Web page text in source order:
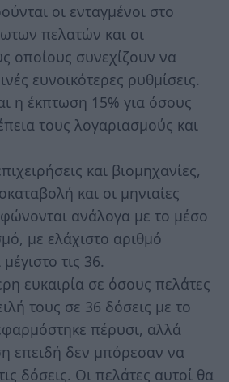
οι ενταγμένοι στο
πελατών και οι
οποίους συνεχίζουν να
ευνοϊκότερες ρυθμίσεις.
η έκπτωση 15% για όσους
τους λογαριασμούς και
και βιομηχανίες,
και οι μηνιαίες
ανάλογα με το μέσο
με ελάχιστο αριθμό
τις 36.
ευκαιρία σε όσους πελάτες
τους σε 36 δόσεις με το
πέρυσι, αλλά
επειδή δεν μπόρεσαν να
δόσεις. Οι πελάτες αυτοί θα